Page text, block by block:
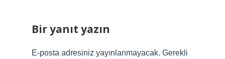
Bir yanıt yazın
E-posta adresiniz yayınlanmayacak. Gerekli